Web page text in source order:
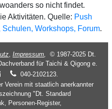
so nicht findet.
Aktivitäten. Quelle: Push
Workshops, Forum.
Impressum
© 1987-2025 Dt.
für Taichi & Qigong e.
040-2102123.
Verein mit staatlich anerkannter
"Dt. Standard
Personen-Register,